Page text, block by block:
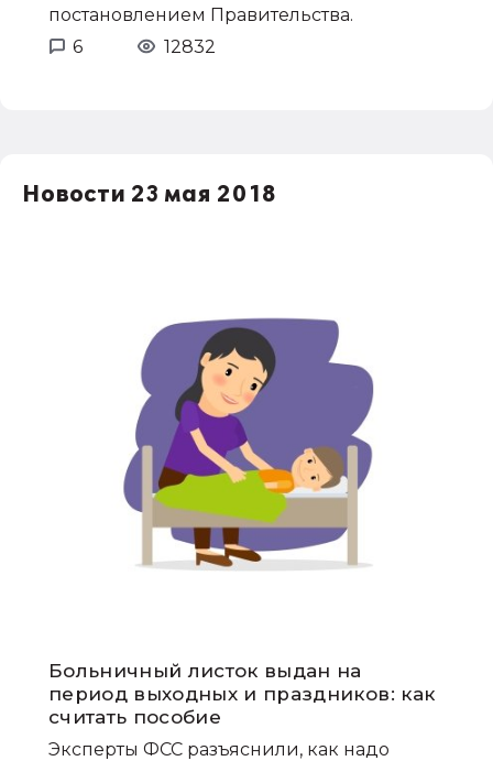
постановлением Правительства.
6
12832
Новости 23 мая 2018
Больничный листок выдан на
период выходных и праздников: как
считать пособие
Эксперты ФСС разъяснили, как надо